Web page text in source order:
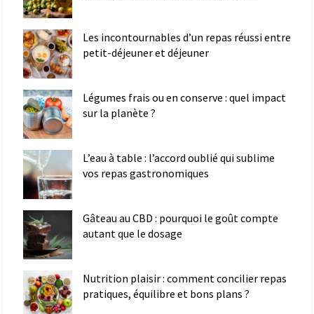
Les incontournables d’un repas réussi entre
petit-déjeuner et déjeuner
Légumes frais ou en conserve : quel impact
sur la planète ?
L’eau à table : l’accord oublié qui sublime
vos repas gastronomiques
Gâteau au CBD : pourquoi le goût compte
autant que le dosage
Nutrition plaisir : comment concilier repas
pratiques, équilibre et bons plans ?